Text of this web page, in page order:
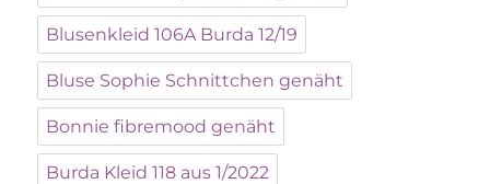
Blusenkleid 106A Burda 12/19
Bluse Sophie Schnittchen genäht
Bonnie fibremood genäht
Burda Kleid 118 aus 1/2022